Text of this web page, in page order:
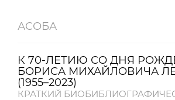
АСОБА
К 70-ЛЕТИЮ СО ДНЯ
БОРИСА МИХАЙЛОВИЧА
(1955–2023)
КРАТКИЙ